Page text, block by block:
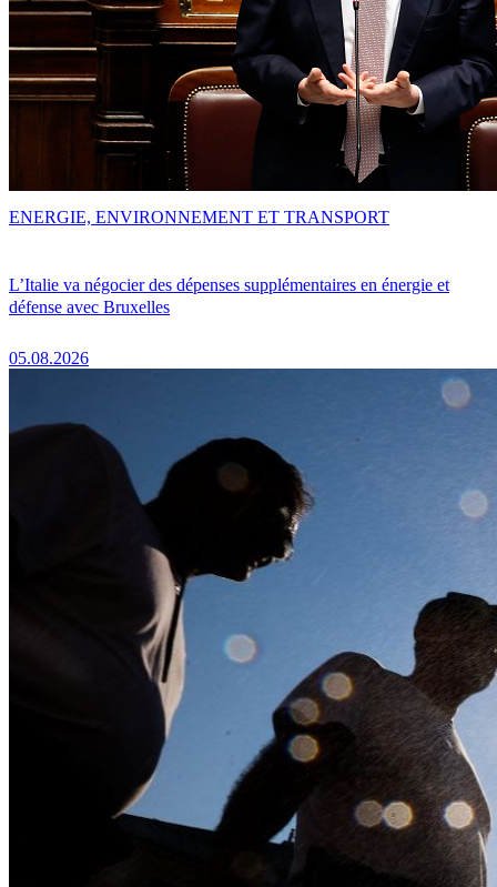
L’Italie va négocier des dépenses supplémentaires en énergie et
défense avec Bruxelles
05.08.2026
ENERGIE, ENVIRONNEMENT ET TRANSPORT